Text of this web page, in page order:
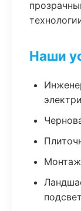
Наши
Монтаж